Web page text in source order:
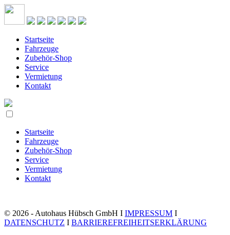
Startseite
Fahrzeuge
Zubehör-Shop
Service
Vermietung
Kontakt
Startseite
Fahrzeuge
Zubehör-Shop
Service
Vermietung
Kontakt
© 2026 - Autohaus Hübsch GmbH I IMPRESSUM I
DATENSCHUTZ I BARRIEREFREIHEITSERKLÄRUNG